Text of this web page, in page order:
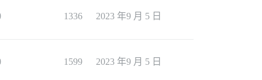
1336 2023 年9 月 5 日
1599 2023 年9 月 5 日